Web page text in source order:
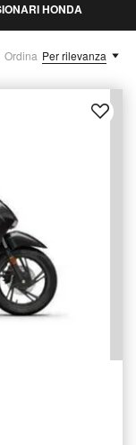
HONDA
Ordina Per rilevanza